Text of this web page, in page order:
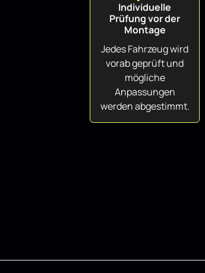
Individuelle
Prüfung vor der
Montage
Jedes Fahrzeug wird
vorab geprüft und
mögliche
Anpassungen
werden abgestimmt.